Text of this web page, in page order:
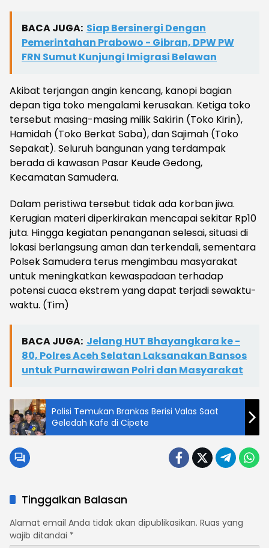
BACA JUGA: Siap Bersinergi Dengan
Pemerintahan Prabowo - Gibran, DPW PW
FRN Sumut Kunjungi Imigrasi Belawan
Akibat terjangan angin kencang, kanopi bagian
depan tiga toko mengalami kerusakan. Ketiga toko
tersebut masing-masing milik Sakirin (Toko Kirin),
Hamidah (Toko Berkat Saba), dan Sajimah (Toko
Sepakat). Seluruh bangunan yang terdampak
berada di kawasan Pasar Keude Gedong,
Kecamatan Samudera.
Dalam peristiwa tersebut tidak ada korban jiwa.
Kerugian materi diperkirakan mencapai sekitar Rp10
juta. Hingga kegiatan penanganan selesai, situasi di
lokasi berlangsung aman dan terkendali, sementara
Polsek Samudera terus mengimbau masyarakat
untuk meningkatkan kewaspadaan terhadap
potensi cuaca ekstrem yang dapat terjadi sewaktu-
waktu. (Tim)
BACA JUGA: Jelang HUT Bhayangkara ke -
80, Polres Aceh Selatan Laksanakan Bansos
untuk Purnawirawan Polri dan Masyarakat
Polisi Temukan Brankas Berisi Valas Saat
Geledah Kafe di Cipete
Tinggalkan Balasan
Alamat email Anda tidak akan dipublikasikan. Ruas yang
wajib ditandai *